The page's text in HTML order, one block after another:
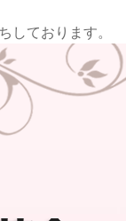
しております。